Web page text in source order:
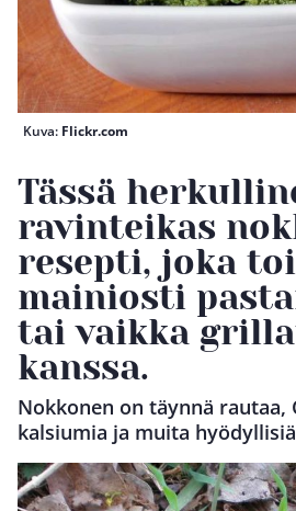
Kuva: Flickr.com
Tässä
ravinteikas
resepti, joka
mainiosti
tai vaikka
kanssa.
Nokkonen on täynnä rautaa,
kalsiumia ja muita